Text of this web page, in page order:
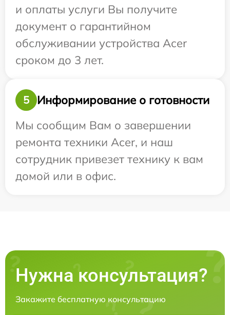
и оплаты услуги Вы получите
документ о гарантийном
обслуживании устройства Acer
сроком до 3 лет.
5
Информирование о готовности
Мы сообщим Вам о завершении
ремонта техники Acer, и наш
сотрудник привезет технику к вам
домой или в офис.
Нужна консультация?
Закажите бесплатную консультацию